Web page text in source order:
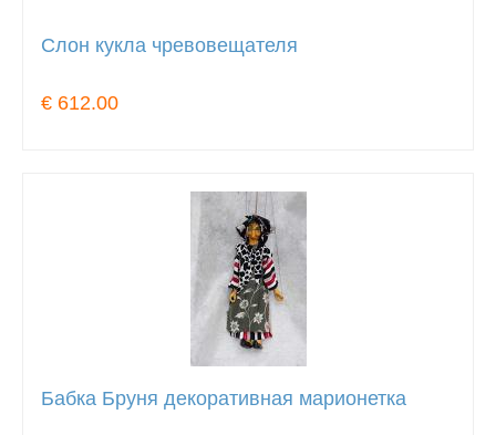
Слон кукла чревовещателя
€ 612.00
Бабка Бруня декоративная марионетка